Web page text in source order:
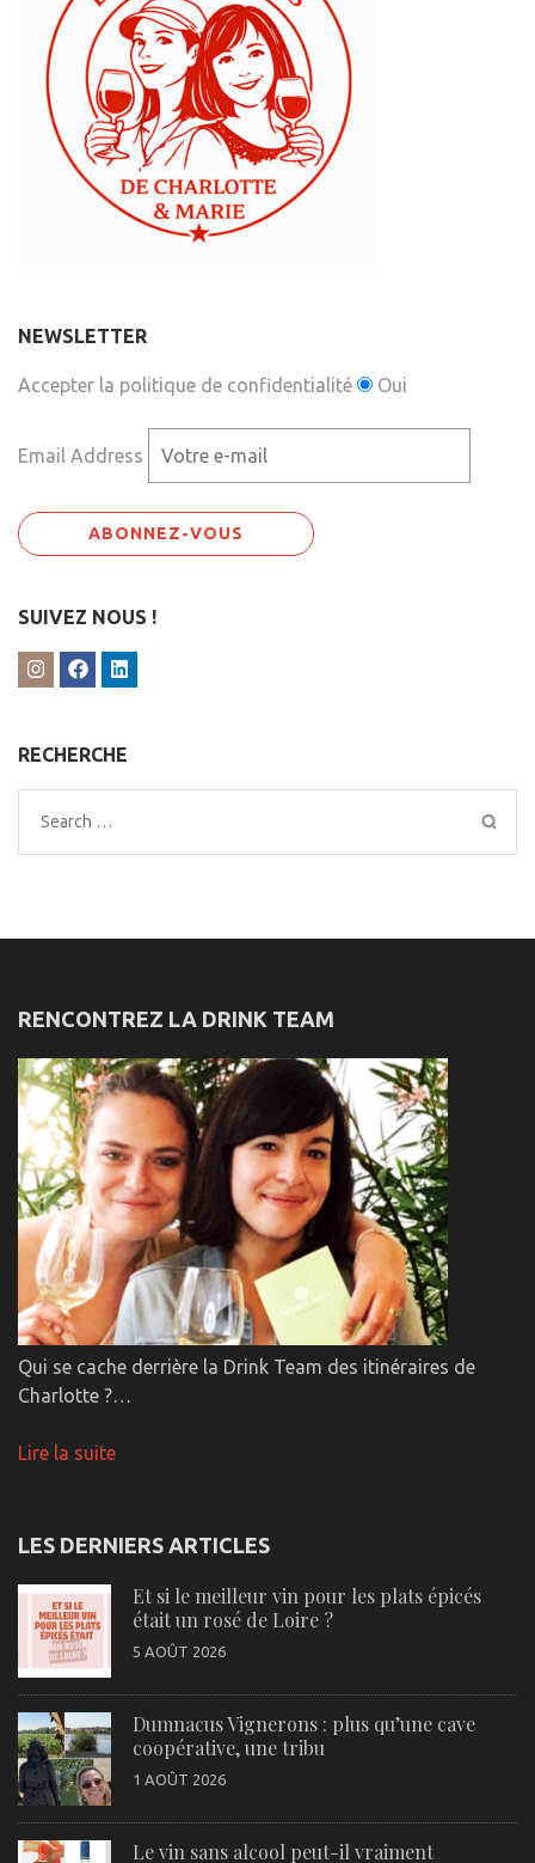
NEWSLETTER
Accepter la politique de confidentialité Oui
Email Address
SUIVEZ NOUS !
RECHERCHE
Search
for:
RENCONTREZ LA DRINK TEAM
Qui se cache derrière la Drink Team des itinéraires de
Charlotte ?…
Lire la suite
LES DERNIERS ARTICLES
Et si le meilleur vin pour les plats épicés
était un rosé de Loire ?
5 AOÛT 2026
Dumnacus Vignerons : plus qu’une cave
coopérative, une tribu
1 AOÛT 2026
Le vin sans alcool peut-il vraiment